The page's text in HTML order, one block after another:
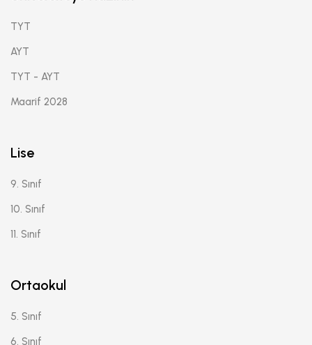
TYT
AYT
TYT - AYT
Maarif 2028
Lise
9. Sınıf
10. Sınıf
11. Sınıf
Ortaokul
5. Sınıf
6. Sınıf